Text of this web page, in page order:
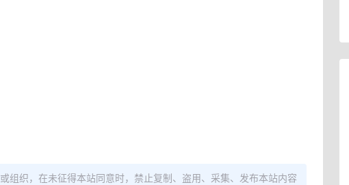
组织，在未征得本站同意时，禁止复制、盗用、采集、发布本站内容